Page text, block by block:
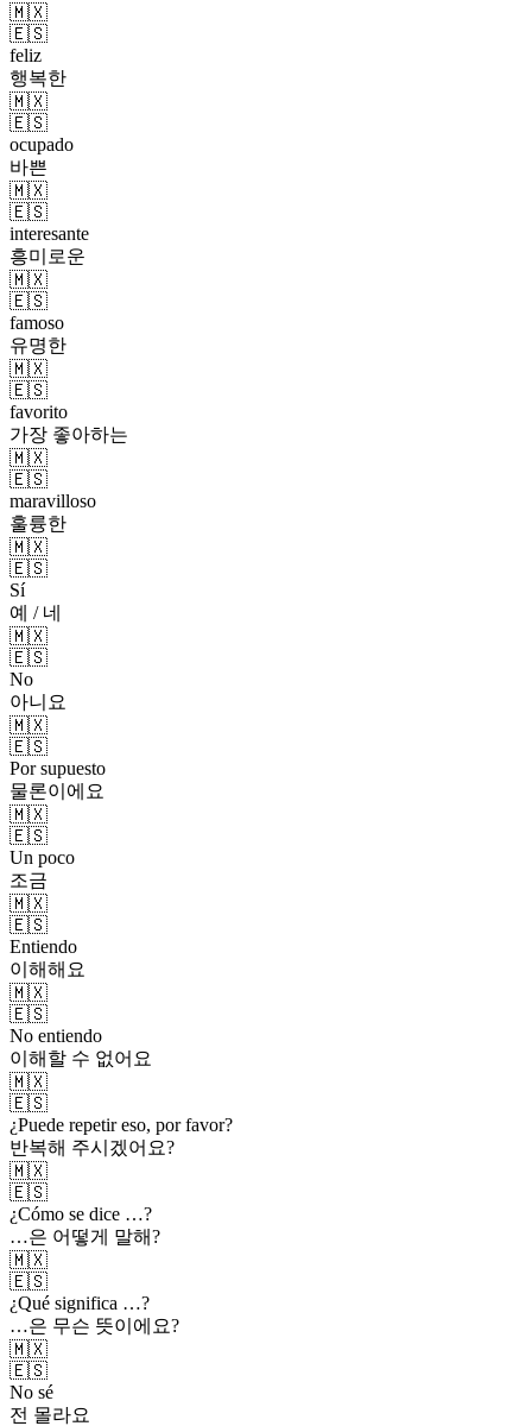
🇲🇽
🇪🇸
feliz
행복한
🇲🇽
🇪🇸
ocupado
바쁜
🇲🇽
🇪🇸
interesante
흥미로운
🇲🇽
🇪🇸
famoso
유명한
🇲🇽
🇪🇸
favorito
가장 좋아하는
🇲🇽
🇪🇸
maravilloso
훌륭한
🇲🇽
🇪🇸
Sí
예 / 네
🇲🇽
🇪🇸
No
아니요
🇲🇽
🇪🇸
Por supuesto
물론이에요
🇲🇽
🇪🇸
Un poco
조금
🇲🇽
🇪🇸
Entiendo
이해해요
🇲🇽
🇪🇸
No entiendo
이해할 수 없어요
🇲🇽
🇪🇸
¿Puede repetir eso, por favor?
반복해 주시겠어요?
🇲🇽
🇪🇸
¿Cómo se dice …?
…은 어떻게 말해?
🇲🇽
🇪🇸
¿Qué significa …?
…은 무슨 뜻이에요?
🇲🇽
🇪🇸
No sé
전 몰라요